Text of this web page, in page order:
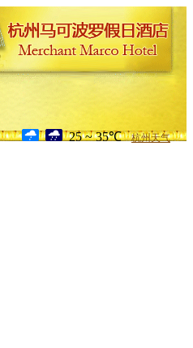
25 ~ 35℃ 杭州天气